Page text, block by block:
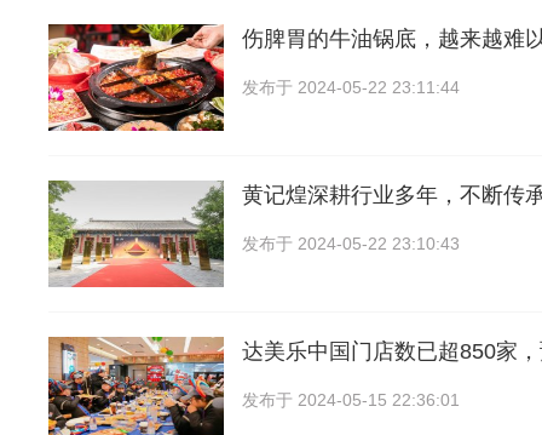
伤脾胃的牛油锅底，越来越难
发布于 2024-05-22 23:11:44
黄记煌深耕行业多年，不断传
发布于 2024-05-22 23:10:43
达美乐中国门店数已超850家
发布于 2024-05-15 22:36:01